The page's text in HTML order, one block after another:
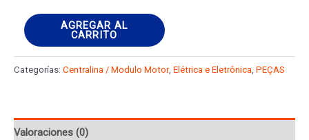
Módulo
eletrónico
CITROËN
1.6
AGREGAR AL
CARRITO
Categorías: Centralina / Modulo Motor, Elétrica e Eletrônica, PEÇAS
Valoraciones (0)